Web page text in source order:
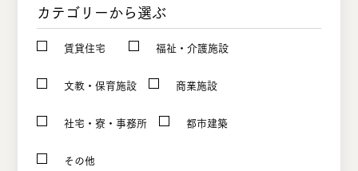
カテゴリーから選ぶ
賃貸住宅 福祉・介護施設
文教・保育施設 商業施設
社宅・寮・事務所 都市建築
その他